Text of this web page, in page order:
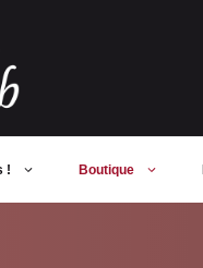
! Boutique